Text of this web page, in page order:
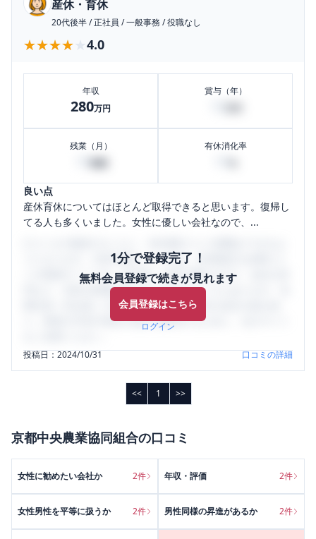
産休・育休
20代後半/正社員 /一般事務 /役職なし
★★★★★
★★★★★ 4.0
年収
280万円
賞与（年）
残業（月） 有休消化率
良い点
産休育休についてはほとんど取得できると思います。復帰し
てる人も多くいました。女性に優しい会社なので、...
1分で登録完了！
無料会員登録で続きが見れます
会員登録はこちら
ログイン
うになります。SHEHUB(シーハブ)は、女性限定の企業口コ
ミの投稿サイトです。給与面・女性の働きやすさ・会社の評
判など、女性の転職は気にすべき点がたくさんあります。先
輩社員（元社員）の口コミを通して、本当の会社の姿を知
り、将来の不安や現在の悩みを解消するために、ぜひサイト
投稿日：2024/10/31 口コミの詳細
<< 1 >>
京都中央農業協同組合の口コミ
女性に勧めたい会社か 2件 年収・評価 2件
女性男性を平等に扱うか 2件 男性同様の昇進があるか 2件